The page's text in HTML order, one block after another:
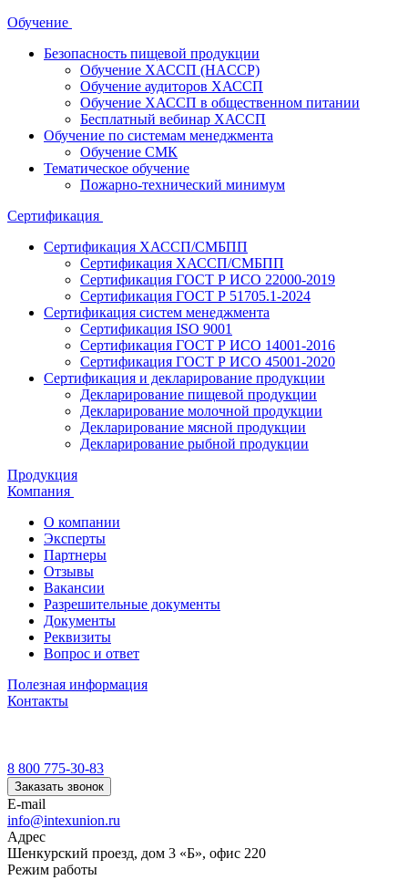
Обучение
Безопасность пищевой продукции
Обучение ХАССП (HACCP)
Обучение аудиторов ХАССП
Обучение ХАССП в общественном питании
Бесплатный вебинар ХАССП
Обучение по системам менеджмента
Обучение СМК
Тематическое обучение
Пожарно-технический минимум
Сертификация
Сертификация ХАССП/СМБПП
Сертификация ХАССП/СМБПП
Сертификация ГОСТ Р ИСО 22000-2019
Сертификация ГОСТ Р 51705.1-2024
Сертификация систем менеджмента
Сертификация ISO 9001
Сертификация ГОСТ Р ИСО 14001-2016
Сертификация ГОСТ Р ИСО 45001-2020
Сертификация и декларирование продукции
Декларирование пищевой продукции
Декларирование молочной продукции
Декларирование мясной продукции
Декларирование рыбной продукции
Продукция
Компания
О компании
Эксперты
Партнеры
Отзывы
Вакансии
Разрешительные документы
Документы
Реквизиты
Вопрос и ответ
Полезная информация
Контакты
8 800 775-30-83
Заказать звонок
E-mail
info@intexunion.ru
Адрес
Шенкурский проезд, дом 3 «Б», офис 220
Режим работы